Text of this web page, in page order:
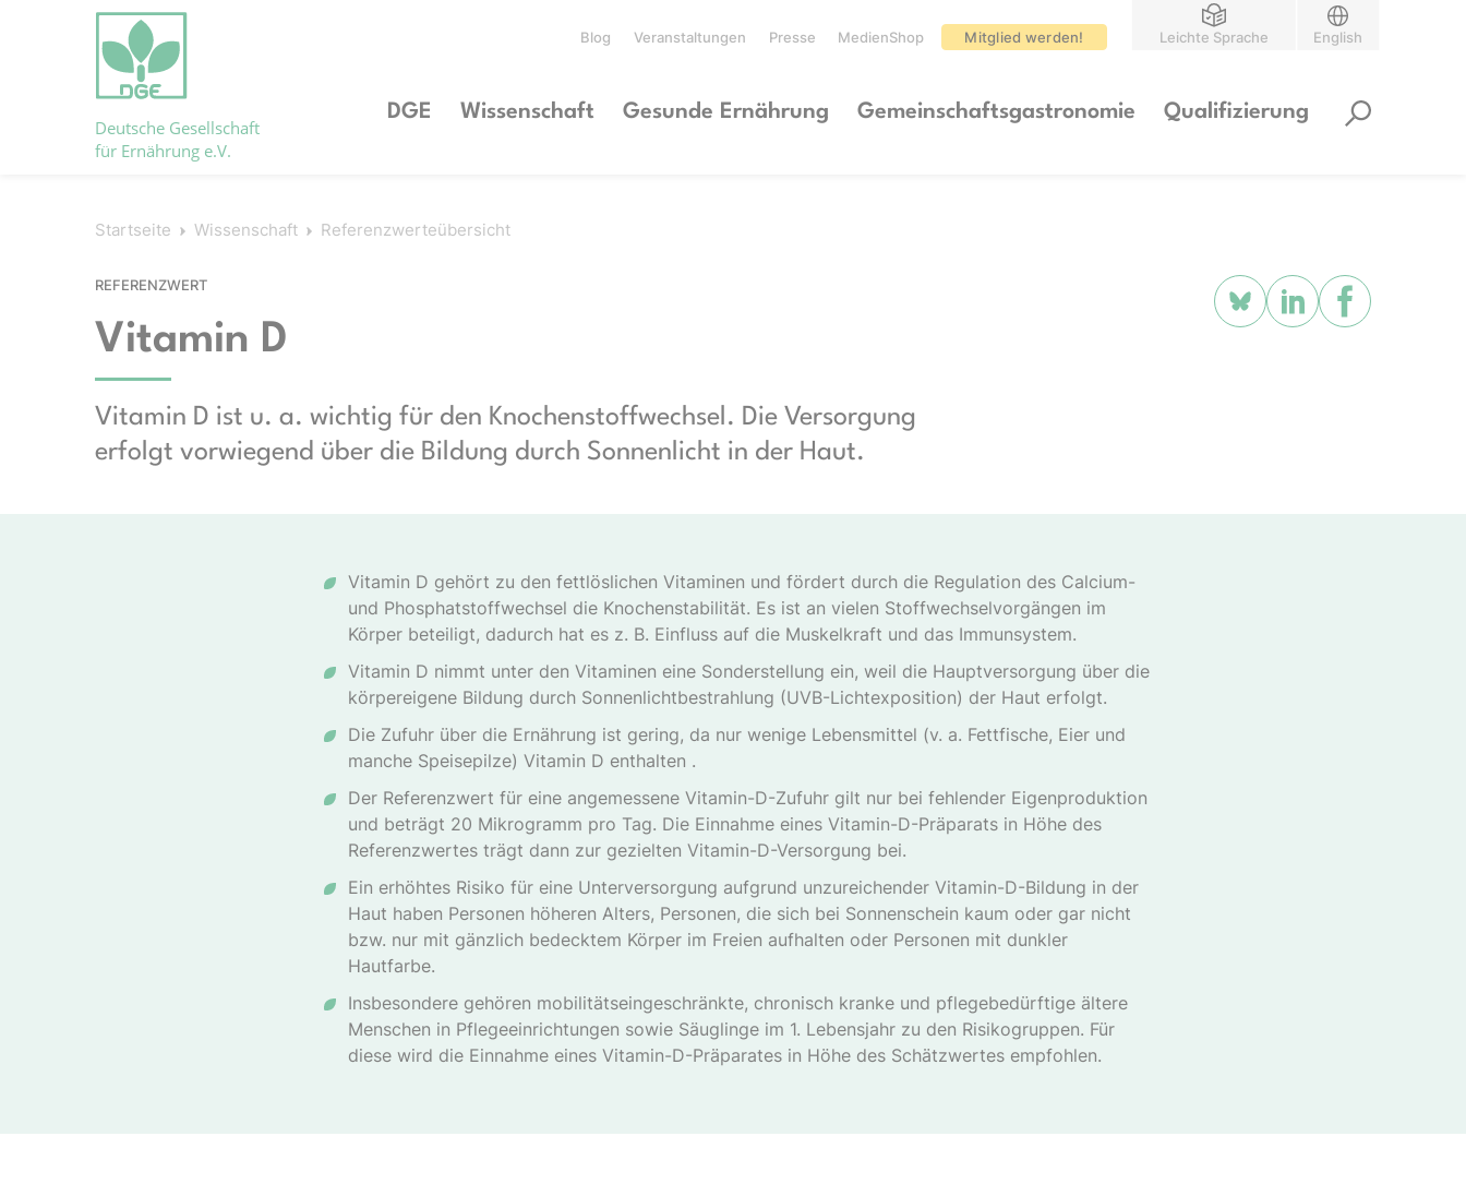
Deutsche Gesellschaft
für Ernährung e.V.
Blog Veranstaltungen Presse MedienShop Mitglied werden! Leichte Sprache English
DGE Wissenschaft Gesunde Ernährung Gemeinschaftsgastronomie Qualifizierung
Startseite Wissenschaft Referenzwerteübersicht
REFERENZWERT
Vitamin D
Vitamin D ist u. a. wichtig für den Knochenstoffwechsel. Die Versorgung
erfolgt vorwiegend über die Bildung durch Sonnenlicht in der Haut.
Vitamin D gehört zu den fettlöslichen Vitaminen und fördert durch die Regulation des Calcium-
und Phosphatstoffwechsel die Knochenstabilität. Es ist an vielen Stoffwechselvorgängen im
Körper beteiligt, dadurch hat es z. B. Einfluss auf die Muskelkraft und das Immunsystem.
Vitamin D nimmt unter den Vitaminen eine Sonderstellung ein, weil die Hauptversorgung über die
körpereigene Bildung durch Sonnenlichtbestrahlung (UVB-Lichtexposition) der Haut erfolgt.
Die Zufuhr über die Ernährung ist gering, da nur wenige Lebensmittel (v. a. Fettfische, Eier und
manche Speisepilze) Vitamin D enthalten .
Der Referenzwert für eine angemessene Vitamin-D-Zufuhr gilt nur bei fehlender Eigenproduktion
und beträgt 20 Mikrogramm pro Tag. Die Einnahme eines Vitamin-D-Präparats in Höhe des
Referenzwertes trägt dann zur gezielten Vitamin-D-Versorgung bei.
Ein erhöhtes Risiko für eine Unterversorgung aufgrund unzureichender Vitamin-D-Bildung in der
Haut haben Personen höheren Alters, Personen, die sich bei Sonnenschein kaum oder gar nicht
bzw. nur mit gänzlich bedecktem Körper im Freien aufhalten oder Personen mit dunkler
Hautfarbe.
Insbesondere gehören mobilitätseingeschränkte, chronisch kranke und pflegebedürftige ältere
Menschen in Pflegeeinrichtungen sowie Säuglinge im 1. Lebensjahr zu den Risikogruppen. Für
diese wird die Einnahme eines Vitamin-D-Präparates in Höhe des Schätzwertes empfohlen.